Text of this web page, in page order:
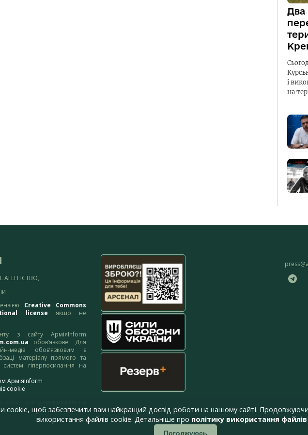
Два
і
на
АГЕНТСТВО,
Creative Commons
license якщо не
з сайту АрміяInform
обов’язкове. Для
медіа обов’язковим є
матеріалу прямого та
гіперпосилання на
АрміяInform
cookie
cookie, щоб забезпечити вам найкращий досвід роботи на нашому сайті.
використання файлів cookie. Детальніше про політику використання
Погоджуюсь